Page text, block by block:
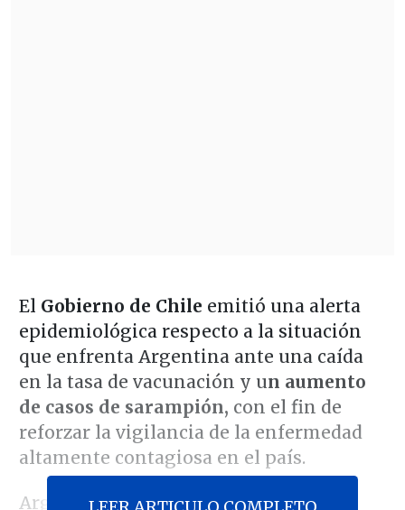
El Gobierno de Chile emitió una alerta
epidemiológica respecto a la situación
que enfrenta Argentina ante una caída
en la tasa de vacunación y un aumento
de casos de sarampión, con el fin de
reforzar la vigilancia de la enfermedad
altamente contagiosa en el país.
Argentinareportó el último mes una